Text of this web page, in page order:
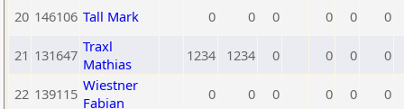
20 146106 Tall Mark 0 0 0 0 0 0
21 131647 Traxl
Mathias
1234 1234 0 0 0 0
22 139115 Wiestner
Fabian
0 0 0 0 0 0